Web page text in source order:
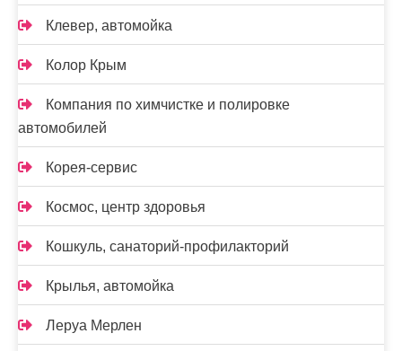
Клевер, автомойка
Колор Крым
Компания по химчистке и полировке
автомобилей
Корея-сервис
Космос, центр здоровья
Кошкуль, санаторий-профилакторий
Крылья, автомойка
Леруа Мерлен